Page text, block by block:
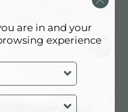
1229 050
1241 050
are in and your
experience